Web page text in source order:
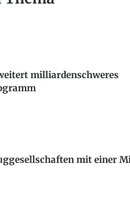
milliardenschweres
mit einer